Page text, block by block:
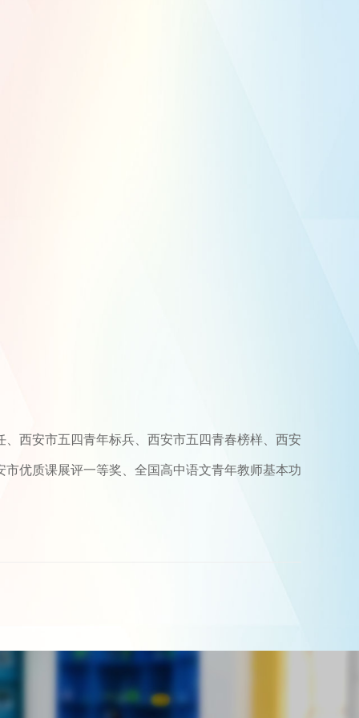
西安市五四青年标兵、西安市五四青春榜样、西安
优质课展评一等奖、全国高中语文青年教师基本功